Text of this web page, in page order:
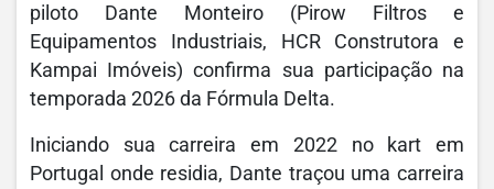
piloto Dante Monteiro (Pirow Filtros e
Equipamentos Industriais, HCR Construtora e
Kampai Imóveis) confirma sua participação na
temporada 2026 da Fórmula Delta.
Iniciando sua carreira em 2022 no kart em
Portugal onde residia, Dante traçou uma carreira